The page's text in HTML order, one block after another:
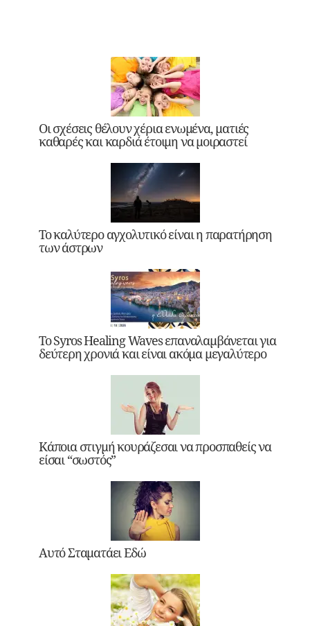
Οι σχέσεις θέλουν χέρια ενωμένα, ματιές
καθαρές και καρδιά έτοιμη να μοιραστεί
Το καλύτερο αγχολυτικό είναι η παρατήρηση
των άστρων
Το Syros Healing Waves επαναλαμβάνεται για
δεύτερη χρονιά και είναι ακόμα μεγαλύτερο
Κάποια στιγμή κουράζεσαι να προσπαθείς να
είσαι “σωστός”
Αυτό Σταματάει Εδώ